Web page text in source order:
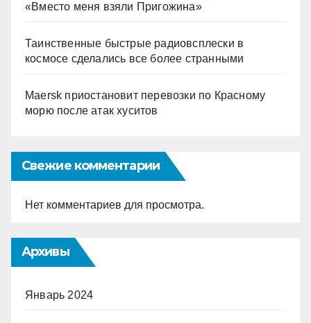
«Вместо меня взяли Пригожина»
Таинственные быстрые радиовсплески в
космосе сделались все более странными
Maersk приостановит перевозки по Красному
морю после атак хуситов
Свежие комментарии
Нет комментариев для просмотра.
Архивы
Январь 2024